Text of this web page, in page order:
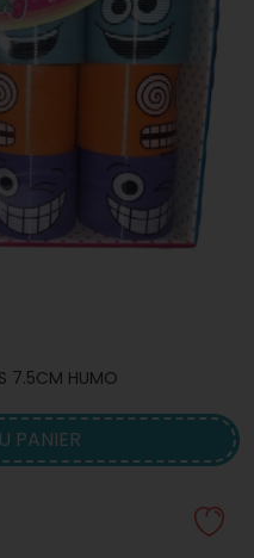
7.5CM HUMO
PANIER